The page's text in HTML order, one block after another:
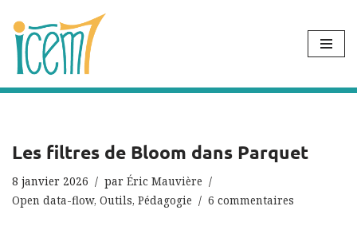
Aller
au
Les filtres de Bloom dans Parquet
8 janvier 2026 par Éric Mauvière
Open data-flow, Outils, Pédagogie 6 commentaires